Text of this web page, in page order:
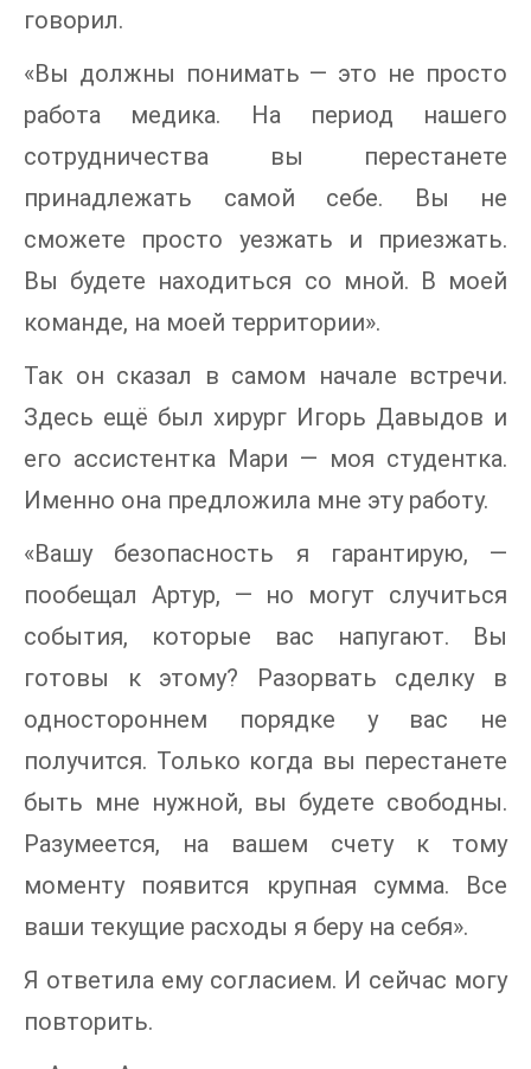
говорил.
«Вы должны понимать — это не просто
работа медика. На период нашего
сотрудничества вы перестанете
принадлежать самой себе. Вы не
сможете просто уезжать и приезжать.
Вы будете находиться со мной. В моей
команде, на моей территории».
Так он сказал в самом начале встречи.
Здесь ещё был хирург Игорь Давыдов и
его ассистентка Мари — моя студентка.
Именно она предложила мне эту работу.
«Вашу безопасность я гарантирую, —
пообещал Артур, — но могут случиться
события, которые вас напугают. Вы
готовы к этому? Разорвать сделку в
одностороннем порядке у вас не
получится. Только когда вы перестанете
быть мне нужной, вы будете свободны.
Разумеется, на вашем счету к тому
моменту появится крупная сумма. Все
ваши текущие расходы я беру на себя».
Я ответила ему согласием. И сейчас могу
повторить.